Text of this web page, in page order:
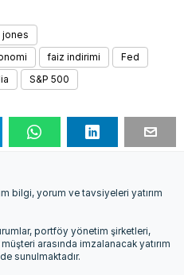
jones
faiz indirimi
Fed
S&P 500
bilgi, yorum ve tavsiyeleri yatırım
portföy yönetim şirketleri,
arasında imzalanacak yatırım
sunulmaktadır.